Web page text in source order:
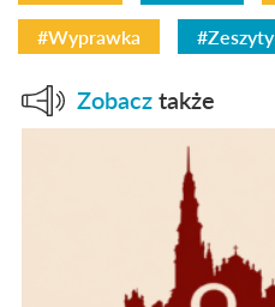
#Wyprawka #Zeszyty
Zobacz także